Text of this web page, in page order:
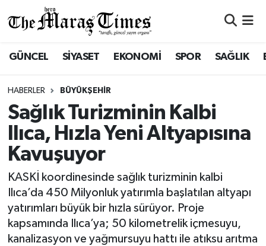
GÜNCEL SİYASET EKONOMİ SPOR SAĞLIK
HABERLER BÜYÜKŞEHİR
Sağlık Turizminin Kalbi
Ilıca, Hızla Yeni Altyapısına
Kavuşuyor
KASKİ koordinesinde sağlık turizminin kalbi
Ilıca’da 450 Milyonluk yatırımla başlatılan altyapı
yatırımları büyük bir hızla sürüyor. Proje
kapsamında Ilıca’ya; 50 kilometrelik içmesuyu,
kanalizasyon ve yağmursuyu hattı ile atıksu arıtma
BÜYÜKŞEHİR
DULKADİROĞLU
İŞ DÜNYASI
KÜLTÜR&SANAT
SİVİL TOPLUM
SOSYAL YAŞAM
BÜYÜKŞEHİR
DULKADİROĞLU
EĞİTİM
EKONOMİ
GÜNCEL
İLÇE HABERLERİ
Hava Durumu
Namaz Vakitleri
Trafik Durumu
Süper Lig Puan Durumu ve Fikstür
Tüm Manşetler
Son Dakika Haberleri